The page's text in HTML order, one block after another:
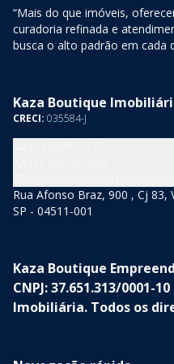
“Mais do que imóveis,
curadoria refinada e
busca o alto padrão em cada
Kaza Boutique
CRECI: 035584-J
Rua Afonso Braz, 900 , Cj 83,
SP - 04511-001
Kaza Boutique
CNPJ: 37.651.313/0001-
Imobiliária. Todos os